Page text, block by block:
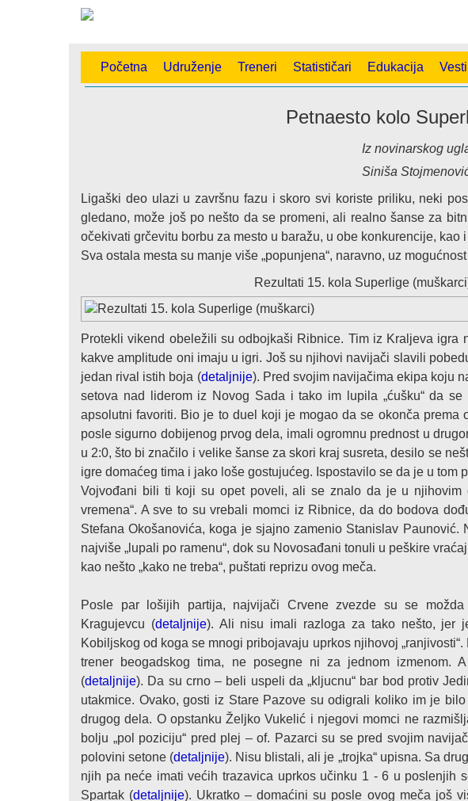
Početna Udruženje Treneri Statističari Edukacija Vesti
Petnaesto kolo
Iz novinarskog
Siniša
Ligaški deo ulazi u završnu fazu i skoro svi koriste priliku, neki
gledano, može još po nešto da se promeni, ali realno šanse za
očekivati grčevitu borbu za mesto u baražu, u obe konkurencije,
Sva ostala mesta su manje više „popunjena“, naravno, uz
Rezultati 15. kola Superlige
Protekli vikend obeležili su odbojkaši Ribnice. Tim iz Kraljeva igra
kakve amplitude oni imaju u igri. Još su njihovi navijači slavili
jedan rival istih boja (detaljnije). Pred svojim navijačima ekipa koju
setova nad liderom iz Novog Sada i tako im lupila „ćušku“ da
apsolutni favoriti. Bio je to duel koji je mogao da se okonča prema
posle sigurno dobijenog prvog dela, imali ogromnu prednost u
u 2:0, što bi značilo i velike šanse za skori kraj susreta, desilo se
igre domaćeg tima i jako loše gostujućeg. Ispostavilo se da je u
Vojvođani bili ti koji su opet poveli, ali se znalo da je u njihovim
vremena“. A sve to su vrebali momci iz Ribnice, da do bodova
Stefana Okošanovića, koga je sjajno zamenio Stanislav
najviše „lupali po ramenu“, dok su Novosađani tonuli u peškire
kao nešto „kako ne treba“, puštati reprizu ovog meča.
Posle par lošijih partija, najvijači Crvene zvezde su se
Kragujevcu (detaljnije). Ali nisu imali razloga za tako nešto, jer
Kobiljskog od koga se mnogi pribojavaju uprkos njihovoj
trener beogadskog tima, ne posegne ni za jednom izmenom.
(detaljnije). Da su crno – beli uspeli da „kljucnu“ bar bod protiv
utakmice. Ovako, gosti iz Stare Pazove su odigrali koliko im je
drugog dela. O opstanku Željko Vukelić i njegovi momci ne
bolju „pol poziciju“ pred plej – of. Pazarci su se pred svojim
polovini setone (detaljnije). Nisu blistali, ali je „trojka“ upisna. Sa
njih pa neće imati većih trazavica uprkos učinku 1 - 6 u poslenjih
Spartak (detaljnije). Ukratko – domaćini su posle ovog meča još